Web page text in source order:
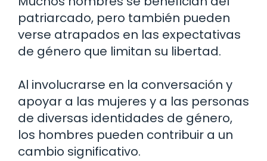
patriarcado, pero también pueden
verse atrapados en las expectativas
de género que limitan su libertad.
Al involucrarse en la conversación y
apoyar a las mujeres y a las personas
de diversas identidades de género,
los hombres pueden contribuir a un
cambio significativo.